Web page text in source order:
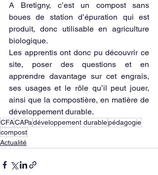
A Bretigny, c’est un compost sans
boues de station d’épuration qui est
produit, donc utilisable en agriculture
biologique.
Les apprentis ont donc pu découvrir ce
site, poser des questions et en
apprendre davantage sur cet engrais,
ses usages et le rôle qu’il peut jouer,
ainsi que la compostière, en matière de
développement durable.
CFACAPadéveloppement durablepédagogie
compost
Actualité